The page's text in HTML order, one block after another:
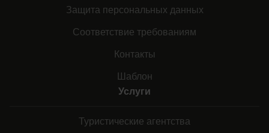
Защита персональных данных
Соответствие требованиям
Контакты
Шаблон
Услуги
Туристические агентства